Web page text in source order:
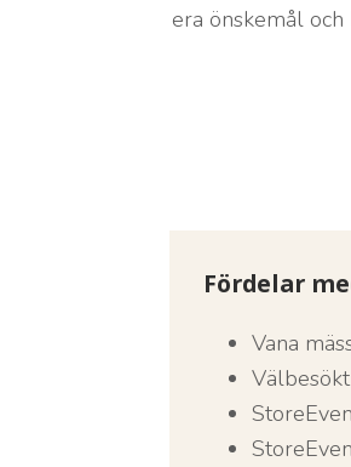
era önskemål
Fördelar
Vana